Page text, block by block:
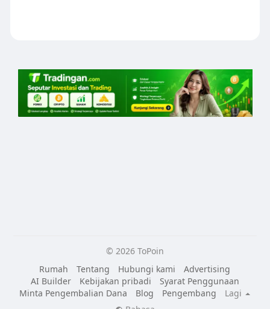
© 2026 ToPoin
Rumah
Tentang Hubungi kami
Advertising
AI Builder
Kebijakan pribadi
Syarat Penggunaan
Minta Pengembalian Dana
Blog Pengembang
Lagi